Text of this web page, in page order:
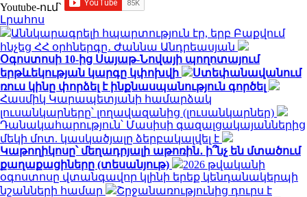
Youtube-ում`
Լրահոս
Աննկարագրելի հպարտություն էր, երբ Բաքվում
հնչեց ՀՀ օրհներգը․ Ժաննա Անդրեասյան
Օգոստոսի 10-ից Սայաթ-Նովայի պողոտայում
երթևեկության կարգը կփոխվի
Ստեփանավանում
ռուս կինը փորձել է ինքնասպանություն գործել
Հասմիկ Կարապետյանի համարձակ
լուսանկարները՝ լողավազանից (լուսանկարներ)
Դանակահարություն՝ Մասիսի գազալցակայաններից
մեկի մոտ. կասկածյալը ձերբակալվել է
Կաթողիկոսը՝ մեղադրյալի աթոռին․ ի՞նչ են մտածում
քաղաքացիները (տեսանյութ)
2026 թվականի
օգոստոսը վտանգավոր կլինի երեք կենդանակերպի
նշանների համար
Շրջանառությունից դուրս է